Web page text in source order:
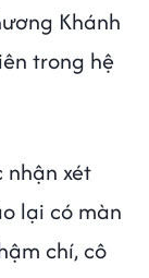
Khánh
trong hệ
xét
lại có màn
chí, cô